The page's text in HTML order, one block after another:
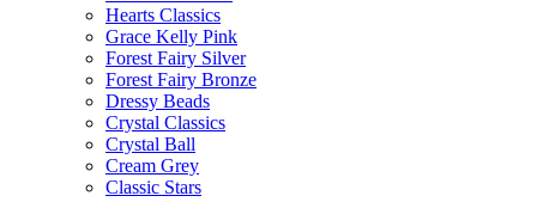
Hearts Classics
Grace Kelly Pink
Forest Fairy Silver
Forest Fairy Bronze
Dressy Beads
Crystal Classics
Crystal Ball
Cream Grey
Classic Stars